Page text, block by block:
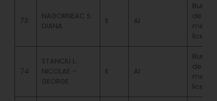
73
NAGORNEAC S.
DIANA
II AI
Bursa
de
merit
licenta
74
STANCIU L.
NICOLAE –
GEORGE
II AI
Bursa
de
merit
licenta